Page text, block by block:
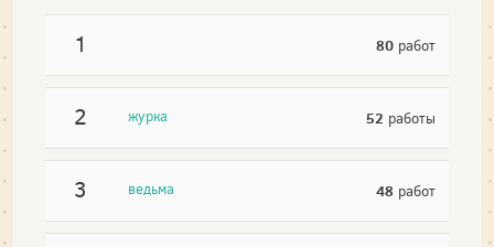
1 80 работ
2 журка 52 работы
3 ведьма 48 работ